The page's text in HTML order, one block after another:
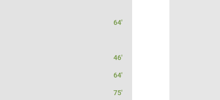
64'
46'
64'
75'